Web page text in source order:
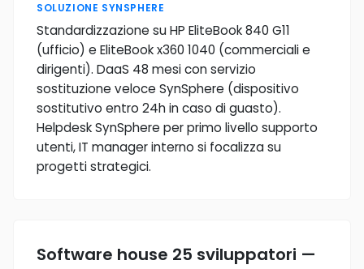
SOLUZIONE SYNSPHERE
Standardizzazione su HP EliteBook 840 G11
(ufficio) e EliteBook x360 1040 (commerciali e
dirigenti). DaaS 48 mesi con servizio
sostituzione veloce SynSphere (dispositivo
sostitutivo entro 24h in caso di guasto).
Helpdesk SynSphere per primo livello supporto
utenti, IT manager interno si focalizza su
progetti strategici.
Software house 25 sviluppatori —